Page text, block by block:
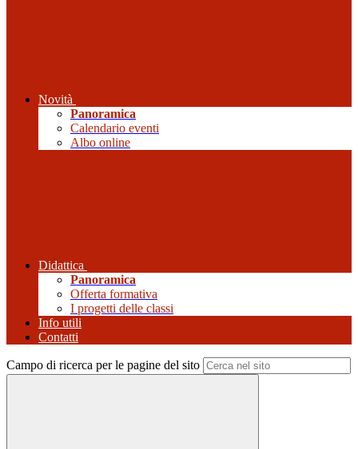
Novità
Panoramica
Calendario eventi
Albo online
Didattica
Panoramica
Offerta formativa
I progetti delle classi
Info utili
Contatti
Campo di ricerca per le pagine del sito